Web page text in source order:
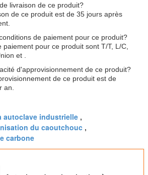
livraison de ce produit?
de ce produit est de 35 jours après
de paiement pour ce produit?
paiement pour ce produit sont T/T, L/C,
et .
d'approvisionnement de ce produit?
de ce produit est de
an.
autoclave industrielle ,
du caoutchouc ,
carbone